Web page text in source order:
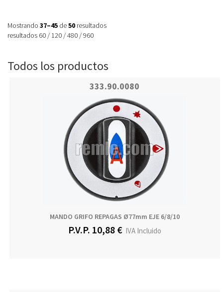
Mostrando 37–45 de50 resultados
resultados 60 / 120 /480 /960
Todos los productos
333.90.0080
MANDO GRIFO REPAGAS Ø77mm EJE 6/8/10
P.V.P. 10,88 €IVA Incluido